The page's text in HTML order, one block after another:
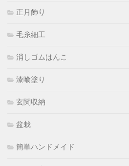
正月飾り
毛糸細工
消しゴムはんこ
漆喰塗り
玄関収納
盆栽
簡単ハンドメイド